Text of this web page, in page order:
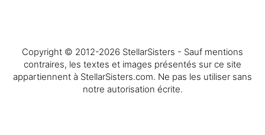
Copyright © 2012-2026 StellarSisters - Sauf mentions
contraires, les textes et images présentés sur ce site
appartiennent à StellarSisters.com. Ne pas les utiliser sans
notre autorisation écrite.